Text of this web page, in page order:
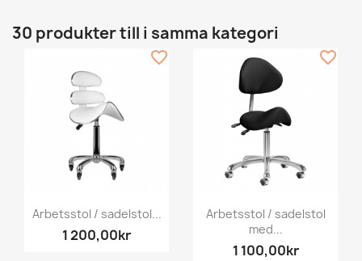
30 produkter till i samma kategori
Arbetsstol / sadelstol...
1 200,00kr
favorite_border
Arbetsstol / sadelstol
med...
1 100,00kr
favorite_border